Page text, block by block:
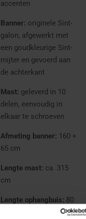
accenten
Banner: originele Sint-
galon, afgewerkt met
een goudkleurige Sint-
mijter en gevoerd aan
de achterkant
Mast: geleverd in 10
delen, eenvoudig in
elkaar te schroeven
Afmeting banner: 160 ×
65 cm
Lengte mast: ca. 315
cm
Lengte ophangbuis: 80